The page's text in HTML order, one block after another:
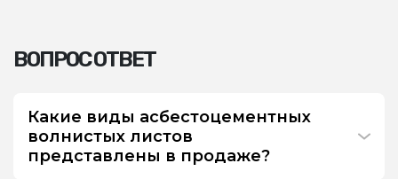
ВОПРОС ОТВЕТ
Какие виды асбестоцементных
волнистых листов
представлены в продаже?